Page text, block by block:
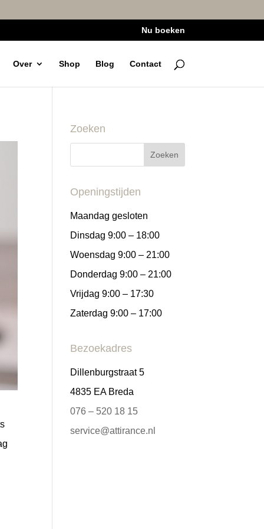
Nu boeken
Over Shop Blog Contact
Zoeken
Openingstijden
Maandag gesloten
Dinsdag 9:00 – 18:00
Woensdag 9:00 – 21:00
Donderdag 9:00 – 21:00
Vrijdag 9:00 – 17:30
Zaterdag 9:00 – 17:00
Bezoekadres
Dillenburgstraat 5
4835 EA Breda
076 – 520 18 15
service@attirance.nl